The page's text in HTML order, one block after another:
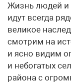
Жизнь людей и
идут всегда
великое
смотрим на
и ясно видим
и небогатых
района с